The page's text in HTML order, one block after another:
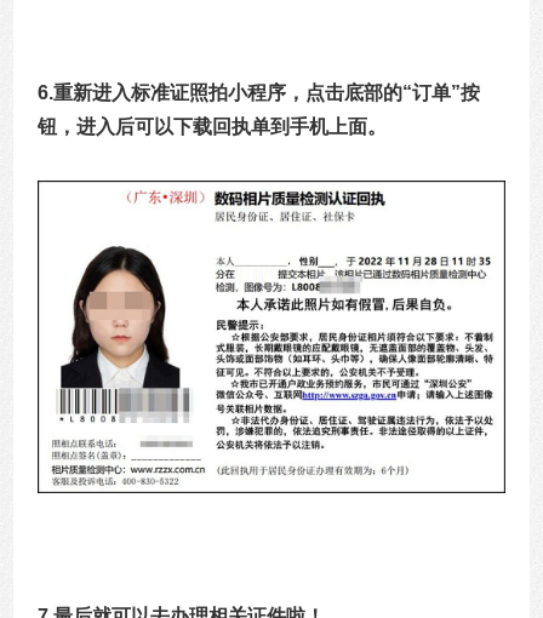
6.重新进入标准证照拍小程序，点击底部的“订单”按
钮，进入后可以下载回执单到手机上面。